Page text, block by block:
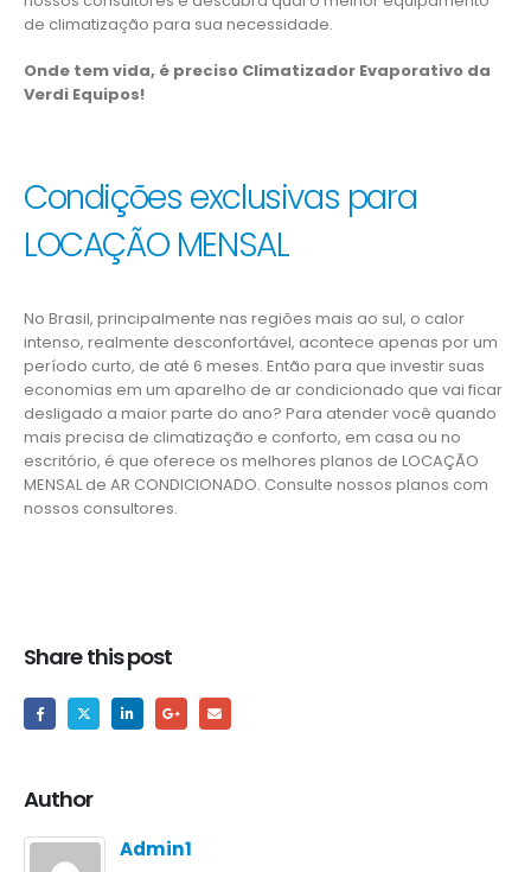
de climatização para sua necessidade.
Onde tem vida, é preciso Climatizador Evaporativo da
Verdi Equipos!
Condições exclusivas para
LOCAÇÃO MENSAL
No Brasil, principalmente nas regiões mais ao sul, o calor
intenso, realmente desconfortável, acontece apenas por um
período curto, de até 6 meses. Então para que investir suas
economias em um aparelho de ar condicionado que vai ficar
desligado a maior parte do ano? Para atender você quando
mais precisa de climatização e conforto, em casa ou no
escritório, é que oferece os melhores planos de LOCAÇÃO
MENSAL de AR CONDICIONADO. Consulte nossos planos com
nossos consultores.
Share this post
Author
Admin1